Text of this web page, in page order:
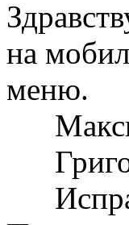
на
меню.